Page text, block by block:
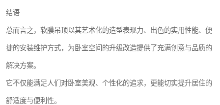
结语
总而言之，软膜吊顶以其艺术化的造型表现力、出色的实用性能、便
捷的安装维护方式，为卧室空间的升级改造提供了充满创意与品质的
解决方案。
它不仅能满足人们对卧室美观、个性化的追求，更能切实提升居住的
舒适度与便利性。